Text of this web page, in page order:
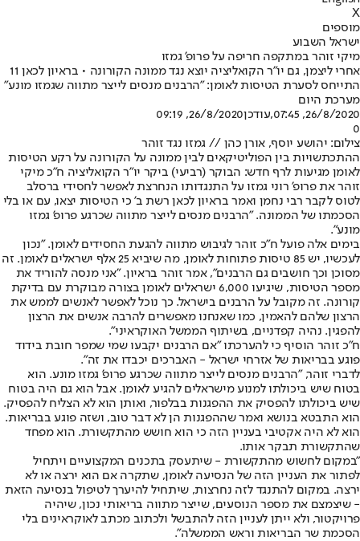
X
מוספים
ישראל השבוע
מיקי זוהר במתקפה חריפה על פרופ' גמזו
אחרי ליצמן, גם יו"ר הקואליציה יוצא נגד ממונה הקורונה • בראיון לכאן 11
התייחס לסערת הטיסות לאומן: "הרבנים מנסים לייצר מתווה שגמזו מונע"
מערכת היום
26/8/2020, 07:45
,עודכן26/8/2020, 09:19
0
צילום: יהושע יוסף, אורן כהן // גמזו נגד זוהר
ההתכתשויות בין הפוליטיקאים לבין ממונה על הקורונה על רקע הטיסות
לאומן מגיעות לרף חדש: הבוקר (רביעי) ביקר יו"ר הקואליציה ח"כ מיקי
זוהר את פרופ' רוני גמזו על התנגדותו הנחרצת לאפשר לחסידי ברסלב
לטוס לקבר רבי נחמן ואמר בראיון לכאן רשת ב' כי הטיסות יצאו, עם או בלי
הסכמתו של הממונה. "הרבנים מנסים לייצר מתווה שכרגע פרופ' גמזו
מונע".
בימים אלה פועל ח"כ זוהר לגיבוש מתווה להגעת החסידים לאומן. "נכון
לעכשיו, יש 85 טיסות פתוחות לאומן, מה שיביא 25 אלף ישראלים לאומן. זה
מסוכן וכך חושבים גם הרבנים", אמר זוהר בראיון. "אני מנסה להוריד את
מספר הטיסות, שיגיעו 6,000 ישראלים לאומן בצורה מבוקרת עם בדיקת
קורונה. זה מקובל על הרבנים בישראל. כך נוכל לאפשר לאנשים לממש את
הרצון שלהם להאמין, כמו שאנחנו מאפשרים להרבה אנשים את הרצון
להפגין. נהיה קפדניים, בשיתוף הממשל האוקראיני".
ח"כ זוהר הוסיף כי להערכתו "אם הרבנים יקבעו שמי שמפר חובת בידוד
פוגע בבריאות של אזרחי ישראל - האברכים יכבדו את זה".
לדברי זוהר, "הרבנים מנסים לייצר מתווה שכרגע פרופ' גמזו מונע. הוא
בטוח שיש ביכולתו למנוע מישראלים להגיע לאומן. אבל הוא גם היה בטוח
שיש ביכולתו להפסיק את ההפגנות בבלפור, ואותן הוא לא הצליח להפסיק.
הוא התבטא בנושא ואמר שההפגנות הן לא דבר טוב, ושזה פוגע בבריאות.
הוא לא היה אקטיבי בעניין הזה כי הוא חושש מהתקשורת. הוא מפחד
שהתקשורת תבקר אותו.
"במקום לחשוש מהתקשורת - שיתעסק בתכנים המקצועיים ויתחיל
לפתור את העניין הזה של הנסיעה לאומן, שתקרה אם הוא ירצה או לא
ירצה. במקום להתנגד לזה נחרצות, שיתחיל להיערך לטיפול בנסיעה הזאת
- שיצמצם את מספר הנוסעים, שייצר מתווה בריאותי נכון, שיהיה
פרויקטור, ולא ייתן לעניין הזה להתבשל ולכתוב מכתב לאוקראינים בלי
הסכמת שר הבריאות וראש הממשלה".